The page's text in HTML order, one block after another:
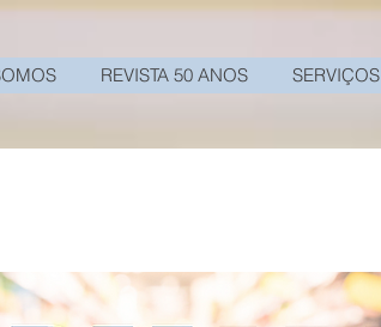
REVISTA 50 ANOS SERVIÇOS